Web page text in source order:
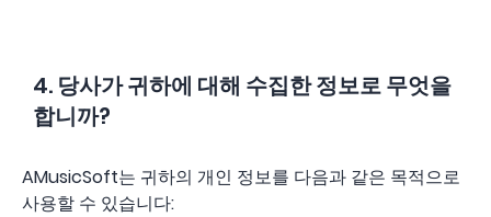
4. 당사가 귀하에 대해 수집한 정보로 무엇을
합니까?
AMusicSoft는 귀하의 개인 정보를 다음과 같은 목적으로
사용할 수 있습니다: